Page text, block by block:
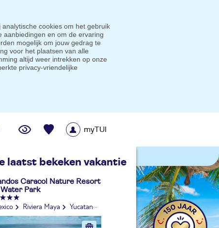
cookies om het gebruik
aanbiedingen en om de ervaring
mogelijk om jouw gedrag te
voor het plaatsen van alle
altijd weer intrekken op onze
privacy-vriendelijke
laatst bekeken vakantie
Caracol Nature Resort
Park
Riviera Maya Yucatan
myTUI
prijsgarantie